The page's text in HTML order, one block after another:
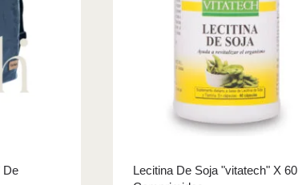
De
Lecitina De Soja "vitatech" X 60